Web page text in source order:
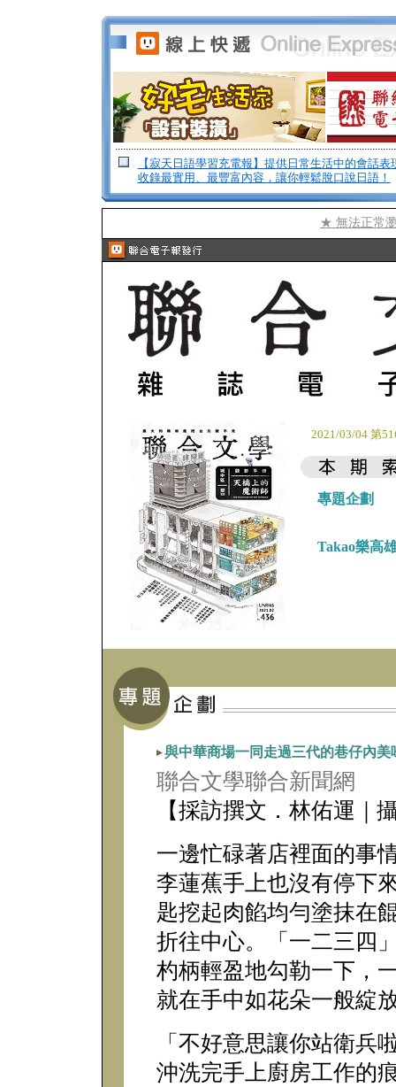
【寂天日語學習充電報】提供日常生活中的會話表
收錄最實用、最豐富內容，讓你輕鬆脫口說日語！
★ 無法正常
2021/03/04 第
專題企劃
Takao樂高
與中華商場一同走過三代的巷仔內
聯合文學聯合新聞網
【採訪撰文．林佑運｜
一邊忙碌著店裡面的事
李蓮蕉手上也沒有停下
匙挖起肉餡均勻塗抹在
折往中心。「一二三四
杓柄輕盈地勾勒一下，
就在手中如花朵一般綻
「不好意思讓你站衛兵
沖洗完手上廚房工作的